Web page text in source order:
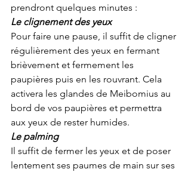
prendront quelques minutes :
Le clignement des yeux
Pour faire une pause, il suffit de cligner
régulièrement des yeux en fermant
brièvement et fermement les
paupières puis en les rouvrant. Cela
activera les glandes de Meibomius au
bord de vos paupières et permettra
aux yeux de rester humides.
Le palming
Il suffit de fermer les yeux et de poser
lentement ses paumes de main sur ses